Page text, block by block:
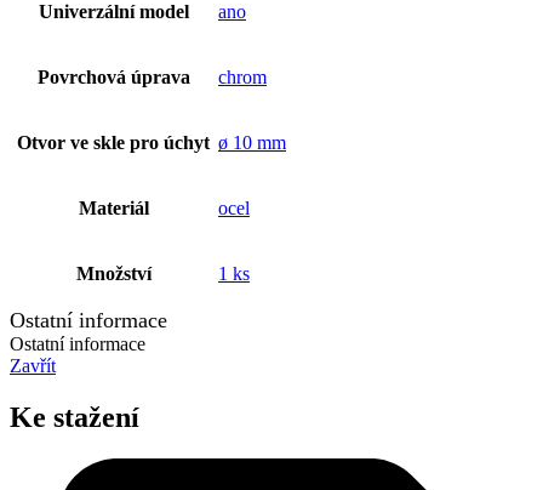
Univerzální model ano
Povrchová úprava chrom
Otvor ve skle pro úchyt ø 10 mm
Materiál ocel
Množství 1 ks
Ostatní informace
Ostatní informace
Zavřít
Ke stažení